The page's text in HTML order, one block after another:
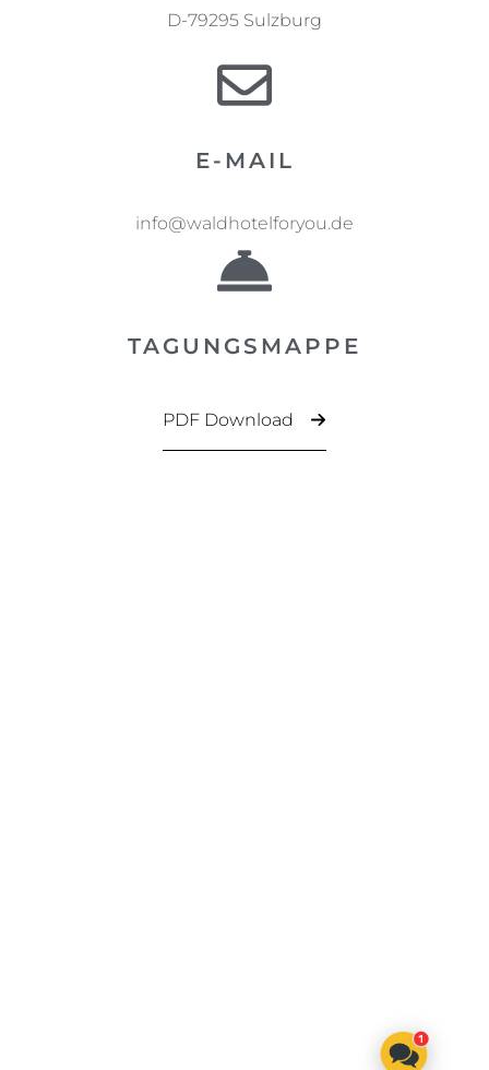
D-79295 Sulzburg
E-MAIL
info@waldhotelforyou.de
TAGUNGSMAPPE
PDF Download
TAGUNGSTECHNIK